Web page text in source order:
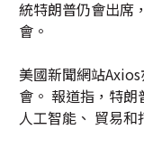
統特朗普仍會出席
會。
美國新聞網站
會。 報道指，特
人工智能、 貿易和